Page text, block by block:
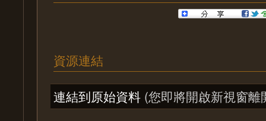
資源連結
連結到原始資料 (您即將開啟新視窗離